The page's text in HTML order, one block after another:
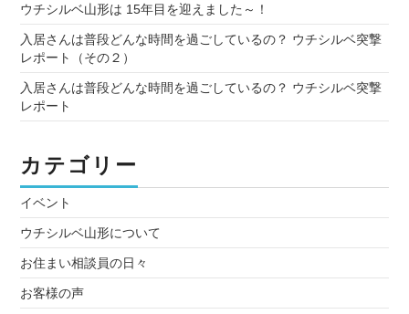
ウチシルベ山形は 15年目を迎えました～！
入居さんは普段どんな時間を過ごしているの？ ウチシルベ突撃
レポート（その２）
入居さんは普段どんな時間を過ごしているの？ ウチシルベ突撃
レポート
カテゴリー
イベント
ウチシルベ山形について
お住まい相談員の日々
お客様の声